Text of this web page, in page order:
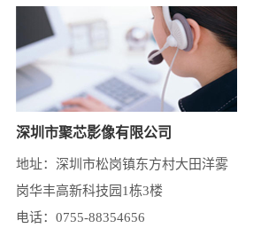
深圳市聚芯影像有限公司
地址：深圳市松岗镇东方村大田洋雾
岗华丰高新科技园1栋3楼
电话：0755-88354656